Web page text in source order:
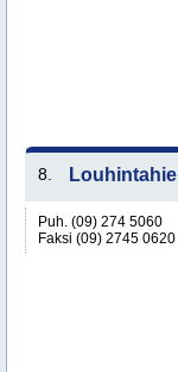
8.
Puh. (09) 274 5060
Faksi (09) 2745 0620